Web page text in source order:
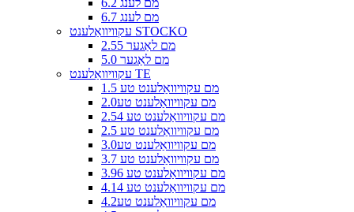
6.2 מם לענג
6.7 מם לענג
עקוויוואַלענט STOCKO
2.55 מם לאַגער
5.0 מם לאַגער
עקוויוואַלענט TE
1.5 מם עקוויוואַלענט טע
2.0מם עקוויוואַלענט טע
2.54 מם עקוויוואַלענט טע
2.5 מם עקוויוואַלענט טע
3.0מם עקוויוואַלענט טע
3.7 מם עקוויוואַלענט טע
3.96 מם עקוויוואַלענט טע
4.14 מם עקוויוואַלענט טע
4.2מם עקוויוואַלענט טע